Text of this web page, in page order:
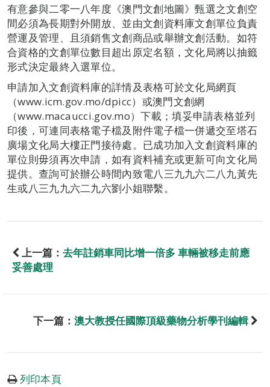
有意參與二零一八年度《澳門文創地圖》甄選之文創空
間必須為長期對外開放、並由文創資料庫文創單位負責
營運及管理、且須銷售文創商品或舉辦文創活動。如符
合資格的文創單位數目超出原定名額，文化局將以抽籤
形式決定最終入選單位。
申請加入文創資料庫的詳情及表格可於文化局網頁
（www.icm.gov.mo/dpicc）或澳門文創網
（www.macaucci.gov.mo）下載；填妥申請表格並列
印後，可連同表格電子檔及附件電子檔一併遞交至塔石
廣場文化局大樓正門接待處。已成功加入文創資料庫的
單位則毋須再次申請，如有資料補充或更新可向文化局
提供。查詢可於辦公時間內致電八三九九六二八九黃先
生或八三九九六二九六劉小姐聯繫。
上一篇： 去年註銷車同比增一倍多 車輛被移走前應
妥善處理
下一篇： 澳大教授任國際頂級藥物分析學刊編輯
列印本頁